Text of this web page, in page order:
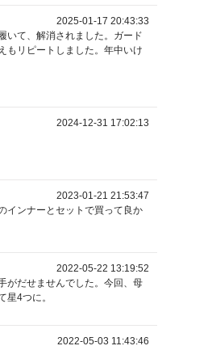
2025-01-17 20:43:33
いて、解消されました。ガード
もリピートしました。年中いけ
2024-12-31 17:02:13
2023-01-21 21:53:47
インナーとセットで買って良か
2022-05-22 13:19:52
がだせませんでした。今回、母
4つに。
2022-05-03 11:43:46